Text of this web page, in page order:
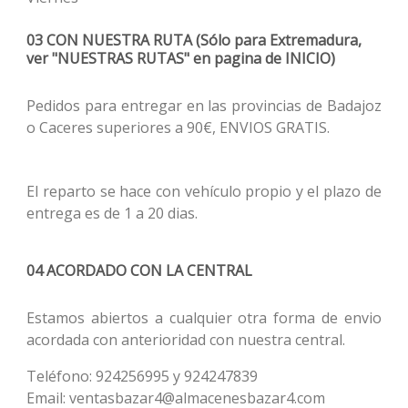
03 CON NUESTRA RUTA (Sólo para Extremadura,
ver "NUESTRAS RUTAS" en pagina de INICIO)
Pedidos para entregar en las provincias de Badajoz
o Caceres superiores a 90€, ENVIOS GRATIS.
El reparto se hace con vehículo propio y el plazo de
entrega es de 1 a 20 dias.
04 ACORDADO CON LA CENTRAL
Estamos abiertos a cualquier otra forma de envio
acordada con anterioridad con nuestra central.
Teléfono: 924256995 y 924247839
Email: ventasbazar4@almacenesbazar4.com